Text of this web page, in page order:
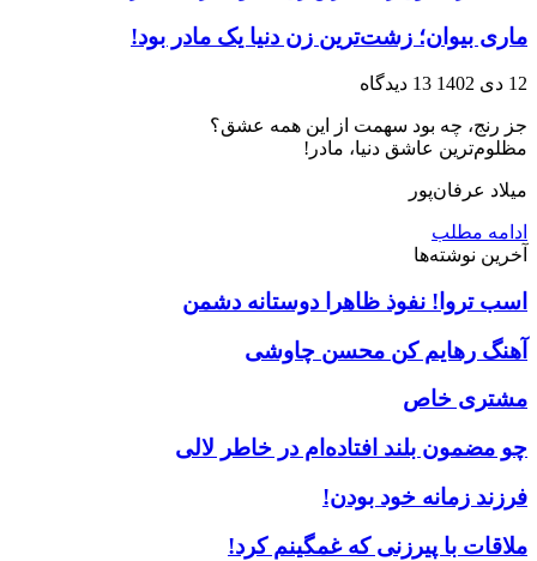
ماری بیوان؛ زشت‌ترین زن دنیا یک مادر بود!
12 دی 1402 13 دیدگاه
جز رنج، چه بود سهمت از این همه عشق؟
مظلوم‌ترین عاشق دنیا، مادر!
میلاد عرفان‌پور
ادامه مطلب
آخرین نوشته‌ها
اسب تروا! نفوذ ظاهرا دوستانه دشمن
آهنگ رهایم کن محسن چاوشی
مشتری خاص
چو مضمون بلند افتاده‌ام در خاطر لالی
فرزند زمانه خود بودن!
ملاقات با پیرزنی که غمگینم کرد!